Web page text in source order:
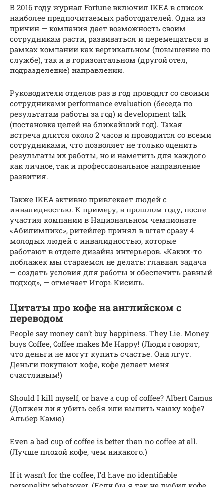
В 2016 году журнал Fortune включил IKEA в список
наиболее предпочитаемых работодателей. Одна из
причин — компания дает возможность своим
сотрудникам расти, развиваться и перемещаться в
рамках компании как вертикальном (повышение по
службе), так и в горизонтальном (другой отел,
подразделение) направлении.
Руководители отделов раз в год проводят со своими
сотрудниками performance evaluation (беседа по
результатам работы за год) и development talk
(постановка целей на ближайший год). Такая
встреча длится около 2 часов и проводится со всеми
сотрудниками, что позволяет не только оценить
результаты их работы, но и наметить для каждого
как личное, так и профессиональное направление
развития.
Также IKEA активно привлекает людей с
инвалидностью. К примеру, в прошлом году, после
участия компании в Национальном чемпионате
«Абилимпикс», ритейлер принял в штат сразу 4
молодых людей с инвалидностью, которые
работают в отделе дизайна интерьеров. «Каких-то
поблажек мы стараемся не делать: главная задача
— создать условия для работы и обеспечить равный
подход», — отмечает Игорь Кисиль.
Цитаты про кофе на английском с
переводом
People say money can’t buy happiness. They Lie. Money
buys Coffee, Coffee makes Me Happy! (Люди говорят,
что деньги не могут купить счастье. Они лгут.
Деньги покупают кофе, кофе делает меня
счастливым!)
Should I kill myself, or have a cup of coffee? Albert Camus
(Должен ли я убить себя или выпить чашку кофе?
Альбер Камю)
Even a bad cup of coffee is better than no coffee at all.
(Лучше плохой кофе, чем никакого.)
If it wasn’t for the coffee, I’d have no identifiable
personality whatsover. (Если бы я так не любил кофе,